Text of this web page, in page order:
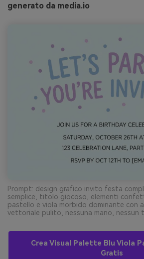
generato da media.io
Prompt: design grafico invito festa
semplice, titolo giocoso, elementi
pastello e viola morbido dominante con
vettoriale pulito, nessuna mano, nessun
Crea Visual Palette Blu Viola
Gratis